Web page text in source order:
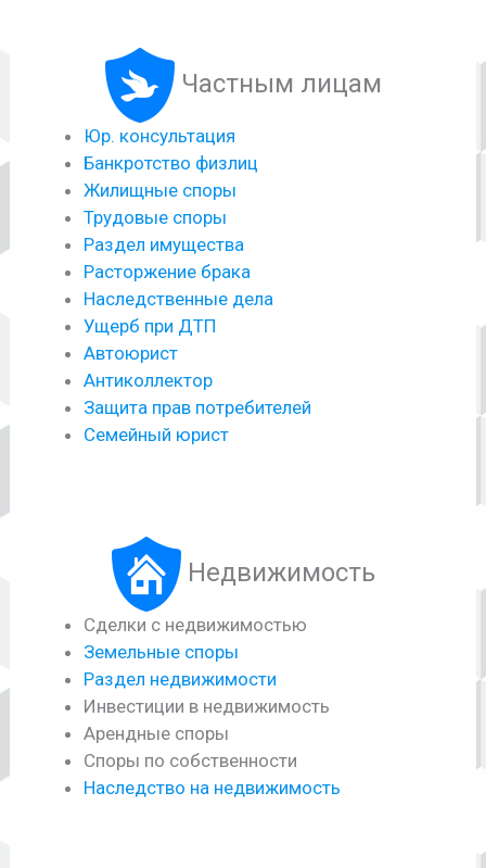
Частным лицам
Юр. консультация
Банкротство физлиц
Жилищные споры
Трудовые споры
Раздел имущества
Расторжение брака
Наследственные дела
Ущерб при ДТП
Автоюрист
Антиколлектор
Защита прав потребителей
Семейный юрист
Недвижимость
Сделки с недвижимостью
Земельные споры
Раздел недвижимости
Инвестиции в недвижимость
Арендные споры
Споры по собственности
Наследство на недвижимость